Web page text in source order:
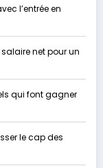
l’entrée en
net pour un
qui font gagner
le cap des